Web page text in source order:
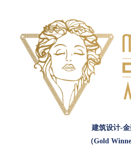
建筑设计-金
（Gold